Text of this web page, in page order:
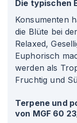
Die typischen
Konsumenten
die Blüte bei
Relaxed,
Euphorisch
werden als
Fruchtig und
Terpene und
von MGF 60